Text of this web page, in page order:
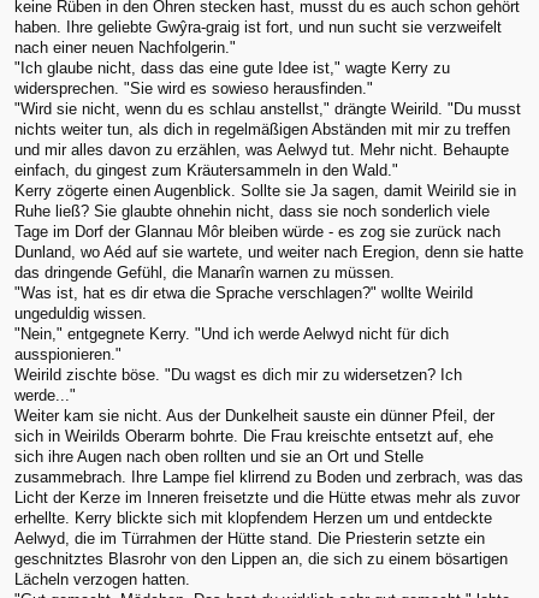
keine Rüben in den Ohren stecken hast, musst du es auch schon gehört
haben. Ihre geliebte Gwŷra-graig ist fort, und nun sucht sie verzweifelt
nach einer neuen Nachfolgerin."
"Ich glaube nicht, dass das eine gute Idee ist," wagte Kerry zu
widersprechen. "Sie wird es sowieso herausfinden."
"Wird sie nicht, wenn du es schlau anstellst," drängte Weirild. "Du musst
nichts weiter tun, als dich in regelmäßigen Abständen mit mir zu treffen
und mir alles davon zu erzählen, was Aelwyd tut. Mehr nicht. Behaupte
einfach, du gingest zum Kräutersammeln in den Wald."
Kerry zögerte einen Augenblick. Sollte sie Ja sagen, damit Weirild sie in
Ruhe ließ? Sie glaubte ohnehin nicht, dass sie noch sonderlich viele
Tage im Dorf der Glannau Môr bleiben würde - es zog sie zurück nach
Dunland, wo Aéd auf sie wartete, und weiter nach Eregion, denn sie hatte
das dringende Gefühl, die Manarîn warnen zu müssen.
"Was ist, hat es dir etwa die Sprache verschlagen?" wollte Weirild
ungeduldig wissen.
"Nein," entgegnete Kerry. "Und ich werde Aelwyd nicht für dich
ausspionieren."
Weirild zischte böse. "Du wagst es dich mir zu widersetzen? Ich
werde..."
Weiter kam sie nicht. Aus der Dunkelheit sauste ein dünner Pfeil, der
sich in Weirilds Oberarm bohrte. Die Frau kreischte entsetzt auf, ehe
sich ihre Augen nach oben rollten und sie an Ort und Stelle
zusammebrach. Ihre Lampe fiel klirrend zu Boden und zerbrach, was das
Licht der Kerze im Inneren freisetzte und die Hütte etwas mehr als zuvor
erhellte. Kerry blickte sich mit klopfendem Herzen um und entdeckte
Aelwyd, die im Türrahmen der Hütte stand. Die Priesterin setzte ein
geschnitztes Blasrohr von den Lippen an, die sich zu einem bösartigen
Lächeln verzogen hatten.